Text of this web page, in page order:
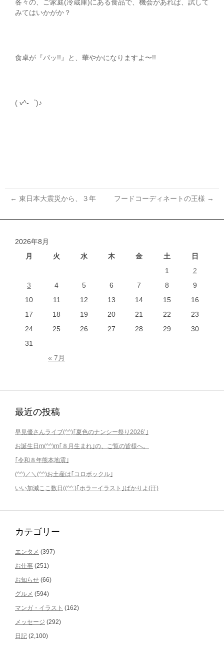
各々の、ご家庭(冷蔵庫)にある食品で、機会があれば、試して
みてはいかがか？
食卓が『パッ!!』と、華やかになりますよ〜!!
( v^-゜)♪
ナ
← 東日本大震災から、３年 フードコーディネートの王様 →
2026年8月
月
火 水 木 金 土 日
« 7月
1
2
3
4 5 6 7 8
9
10
11 12 13 14 15
16
17
18 19 20 21 22
23
24
25 26 27 28 29
30
31
最近の投稿
早見優さんライブ(^^)｢夏色のナンシー祭り2026’｣
お誕生日m(^^)m｢８月生まれ｣の、ご覧の皆様へ。
｢令和８年熊本地震｣
(^^)／＼(^^)お土産は｢コロボックル｣
いい加減ここ数日((^^;)｢ホラーイラスト｣ばかりよ(汗)
カテゴリー
エンタメ (397)
お仕事 (251)
お知らせ (66)
グルメ (594)
マンガ・イラスト (162)
メッセージ (292)
日記 (2,100)